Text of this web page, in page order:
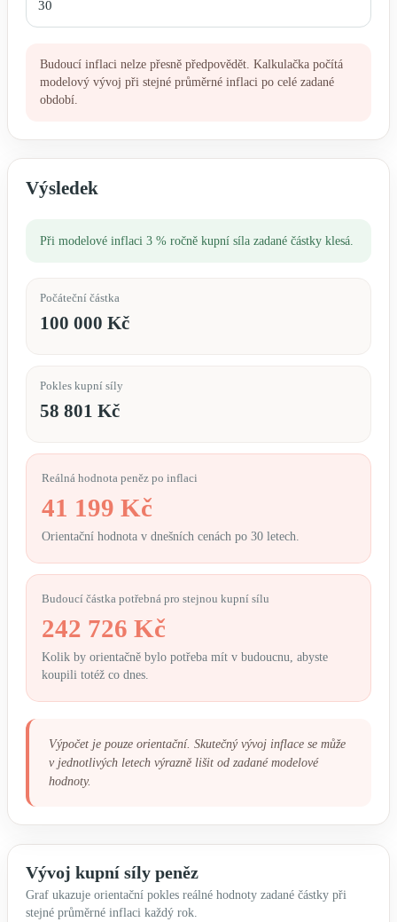
Budoucí inflaci nelze přesně předpovědět. Kalkulačka počítá
modelový vývoj při stejné průměrné inflaci po celé zadané
období.
Výsledek
Při modelové inflaci 3 % ročně kupní síla zadané částky klesá.
Počáteční částka
100 000 Kč
Pokles kupní síly
58 801 Kč
Reálná hodnota peněz po inflaci
41 199 Kč
Orientační hodnota v dnešních cenách po 30 letech.
Budoucí částka potřebná pro stejnou kupní sílu
242 726 Kč
Kolik by orientačně bylo potřeba mít v budoucnu, abyste
koupili totéž co dnes.
Výpočet je pouze orientační. Skutečný vývoj inflace se může
v jednotlivých letech výrazně lišit od zadané modelové
hodnoty.
Vývoj kupní síly peněz
Graf ukazuje orientační pokles reálné hodnoty zadané částky při
stejné průměrné inflaci každý rok.